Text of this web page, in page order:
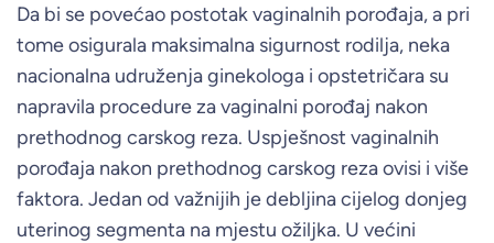
Da bi se povećao postotak vaginalnih porođaja, a pri
tome osigurala maksimalna sigurnost rodilja, neka
nacionalna udruženja ginekologa i opstetričara su
napravila procedure za vaginalni porođaj nakon
prethodnog carskog reza. Uspješnost vaginalnih
porođaja nakon prethodnog carskog reza ovisi i više
faktora. Jedan od važnijih je debljina cijelog donjeg
uterinog segmenta na mjestu ožiljka. U većini